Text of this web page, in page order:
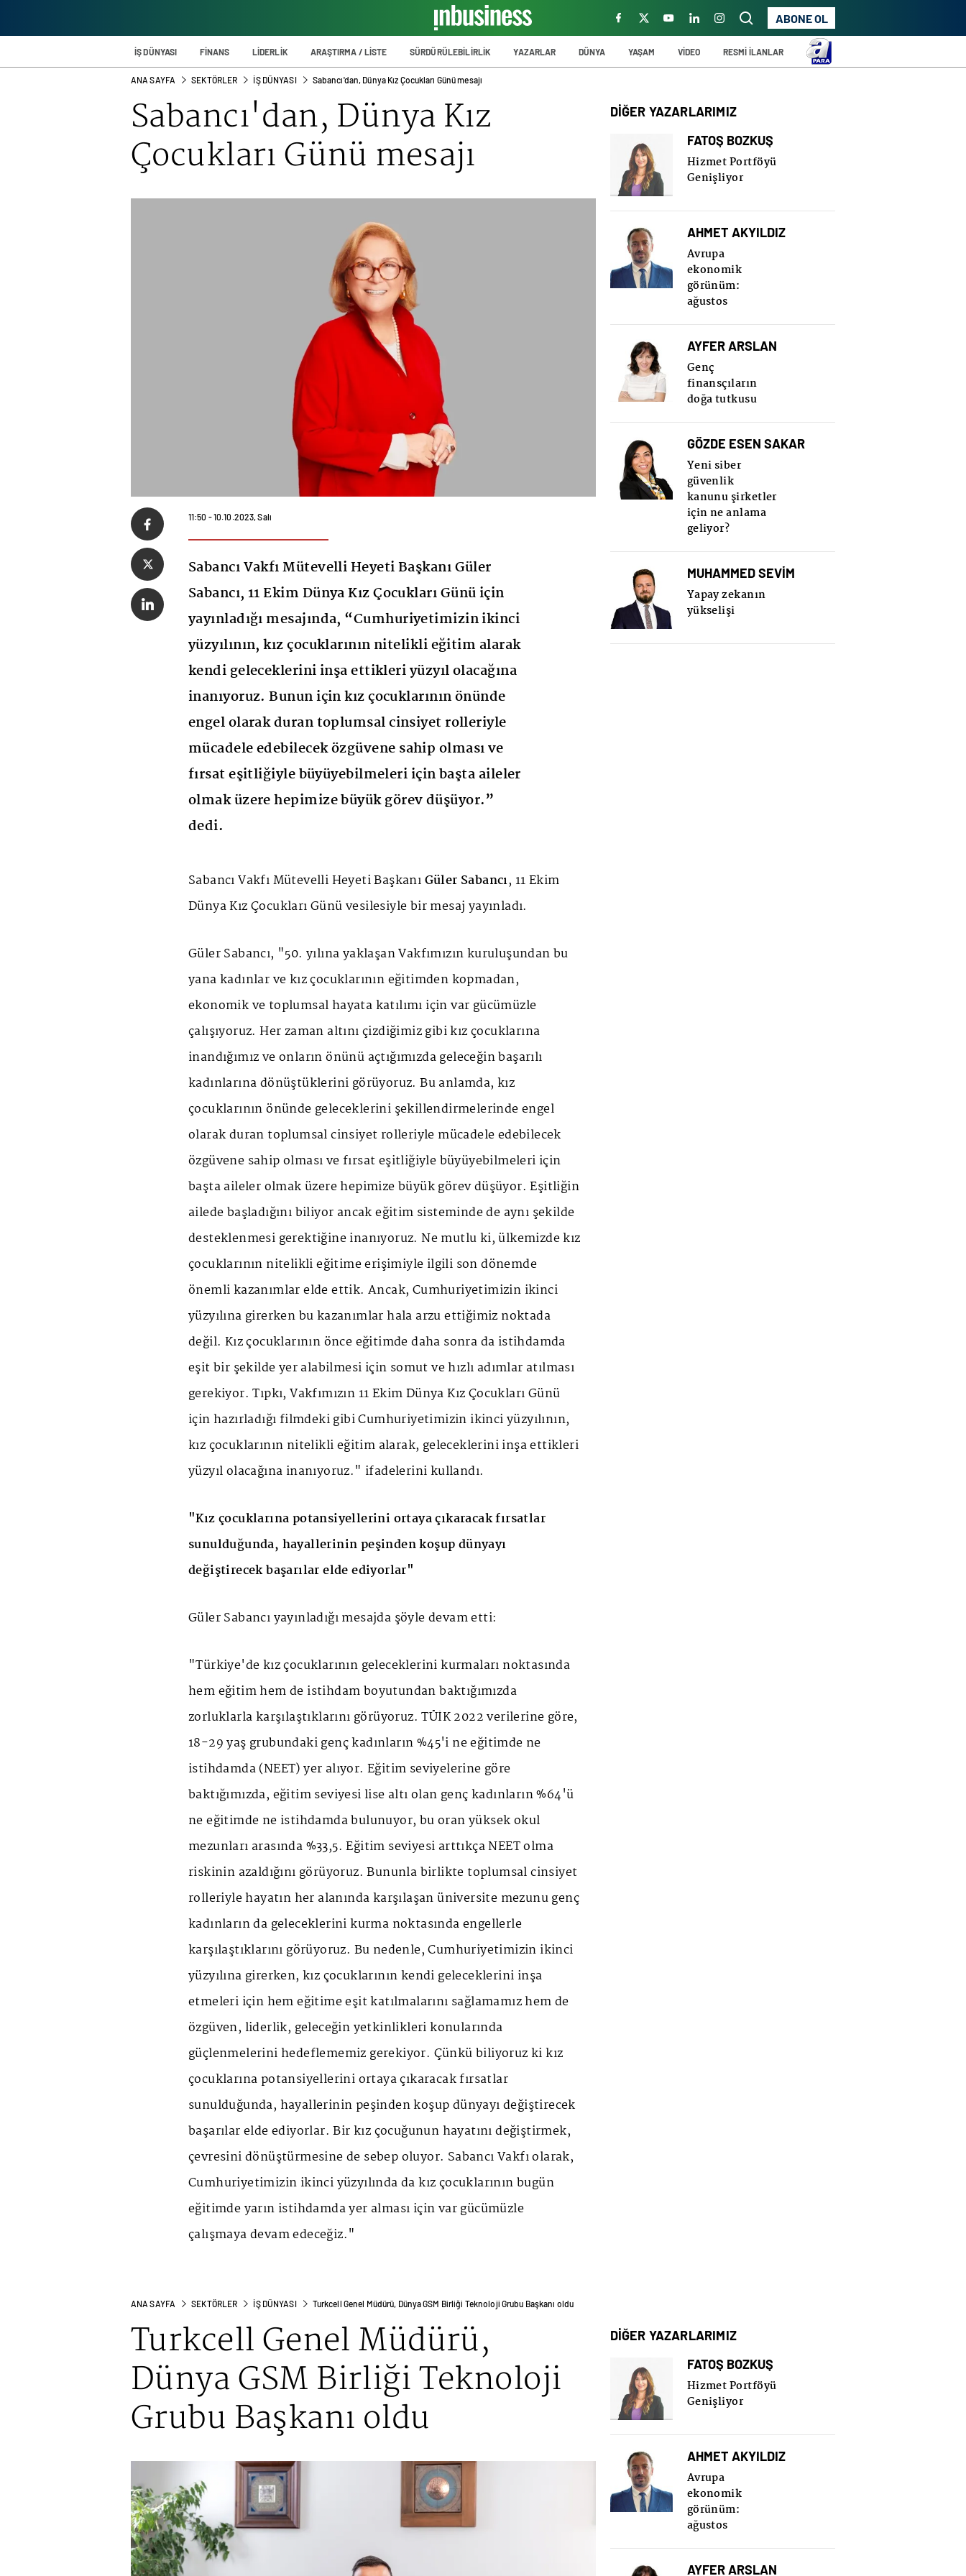
ABONE OL
İŞ DÜNYASI FİNANS LİDERLİK ARAŞTIRMA / LİSTE SÜRDÜRÜLEBİLİRLİK YAZARLAR DÜNYA YAŞAM VİDEO RESMİ İLANLAR
ANA SAYFA SEKTÖRLER İŞ DÜNYASI Sabancı'dan, Dünya Kız Çocukları Günü mesajı
Sabancı'dan, Dünya Kız
Çocukları Günü mesajı
11:50 - 10.10.2023, Salı
Sabancı Vakfı Mütevelli Heyeti Başkanı Güler
Sabancı, 11 Ekim Dünya Kız Çocukları Günü için
yayınladığı mesajında, “Cumhuriyetimizin ikinci
yüzyılının, kız çocuklarının nitelikli eğitim alarak
kendi geleceklerini inşa ettikleri yüzyıl olacağına
inanıyoruz. Bunun için kız çocuklarının önünde
engel olarak duran toplumsal cinsiyet rolleriyle
mücadele edebilecek özgüvene sahip olması ve
fırsat eşitliğiyle büyüyebilmeleri için başta aileler
olmak üzere hepimize büyük görev düşüyor.”
dedi.
Sabancı Vakfı Mütevelli Heyeti BaşkanıGüler Sabancı, 11 Ekim
Dünya Kız Çocukları Günü vesilesiyle bir mesaj yayınladı.
Güler Sabancı, "50. yılına yaklaşan Vakfımızın kuruluşundan bu
yana kadınlar ve kız çocuklarının eğitimden kopmadan,
ekonomik ve toplumsal hayata katılımı için var gücümüzle
çalışıyoruz. Her zaman altını çizdiğimiz gibi kız çocuklarına
inandığımız ve onların önünü açtığımızda geleceğin başarılı
kadınlarına dönüştüklerini görüyoruz. Bu anlamda, kız
çocuklarının önünde geleceklerini şekillendirmelerinde engel
olarak duran toplumsal cinsiyet rolleriyle mücadele edebilecek
özgüvene sahip olması ve fırsat eşitliğiyle büyüyebilmeleri için
başta aileler olmak üzere hepimize büyük görev düşüyor. Eşitliğin
ailede başladığını biliyor ancak eğitim sisteminde de aynı şekilde
desteklenmesi gerektiğine inanıyoruz. Ne mutlu ki, ülkemizde kız
çocuklarının nitelikli eğitime erişimiyle ilgili son dönemde
önemli kazanımlar elde ettik. Ancak, Cumhuriyetimizin ikinci
yüzyılına girerken bu kazanımlar hala arzu ettiğimiz noktada
değil. Kız çocuklarının önce eğitimde daha sonra da istihdamda
eşit bir şekilde yer alabilmesi için somut ve hızlı adımlar atılması
gerekiyor. Tıpkı, Vakfımızın 11 Ekim Dünya Kız Çocukları Günü
için hazırladığı filmdeki gibi Cumhuriyetimizin ikinci yüzyılının,
kız çocuklarının nitelikli eğitim alarak, geleceklerini inşa ettikleri
yüzyıl olacağına inanıyoruz." ifadelerini kullandı.
"Kız çocuklarına potansiyellerini ortaya çıkaracak fırsatlar
sunulduğunda, hayallerinin peşinden koşup dünyayı
değiştirecek başarılar elde ediyorlar"
Güler Sabancı yayınladığı mesajda şöyle devam etti:
"Türkiye'de kız çocuklarının geleceklerini kurmaları noktasında
hem eğitim hem de istihdam boyutundan baktığımızda
zorluklarla karşılaştıklarını görüyoruz. TÜİK 2022 verilerine göre,
18-29 yaş grubundaki genç kadınların %45'i ne eğitimde ne
istihdamda (NEET) yer alıyor. Eğitim seviyelerine göre
baktığımızda, eğitim seviyesi lise altı olan genç kadınların %64'ü
ne eğitimde ne istihdamda bulunuyor, bu oran yüksek okul
mezunları arasında %33,5. Eğitim seviyesi arttıkça NEET olma
riskinin azaldığını görüyoruz. Bununla birlikte toplumsal cinsiyet
rolleriyle hayatın her alanında karşılaşan üniversite mezunu genç
kadınların da geleceklerini kurma noktasında engellerle
karşılaştıklarını görüyoruz. Bu nedenle, Cumhuriyetimizin ikinci
yüzyılına girerken, kız çocuklarının kendi geleceklerini inşa
etmeleri için hem eğitime eşit katılmalarını sağlamamız hem de
özgüven, liderlik, geleceğin yetkinlikleri konularında
güçlenmelerini hedeflememiz gerekiyor. Çünkü biliyoruz ki kız
çocuklarına potansiyellerini ortaya çıkaracak fırsatlar
sunulduğunda, hayallerinin peşinden koşup dünyayı değiştirecek
başarılar elde ediyorlar. Bir kız çocuğunun hayatını değiştirmek,
çevresini dönüştürmesine de sebep oluyor. Sabancı Vakfı olarak,
Cumhuriyetimizin ikinci yüzyılında da kız çocuklarının bugün
eğitimde yarın istihdamda yer alması için var gücümüzle
çalışmaya devam edeceğiz."
DİĞER YAZARLARIMIZ
FATOŞ BOZKUŞ
Hizmet Portföyü
Genişliyor
AHMET AKYILDIZ
Avrupa
ekonomik
görünüm:
ağustos
AYFER ARSLAN
Genç
finansçıların
doğa tutkusu
GÖZDE ESEN SAKAR
Yeni siber
güvenlik
kanunu şirketler
için ne anlama
geliyor?
MUHAMMED SEVİM
Yapay zekanın
yükselişi
ANA SAYFA SEKTÖRLER İŞ DÜNYASI Turkcell Genel Müdürü, Dünya GSM Birliği Teknoloji Grubu Başkanı oldu
Turkcell Genel Müdürü,
Dünya GSM Birliği Teknoloji
Grubu Başkanı oldu
DİĞER YAZARLARIMIZ
FATOŞ BOZKUŞ
Hizmet Portföyü
Genişliyor
AHMET AKYILDIZ
Avrupa
ekonomik
görünüm:
ağustos
AYFER ARSLAN